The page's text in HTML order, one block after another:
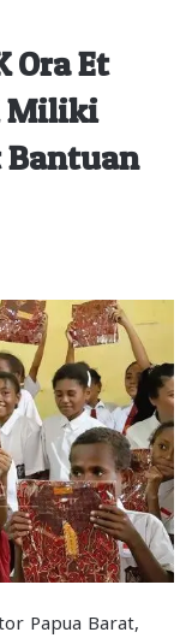
Ora Et
Miliki
Bantuan
Papua Barat,